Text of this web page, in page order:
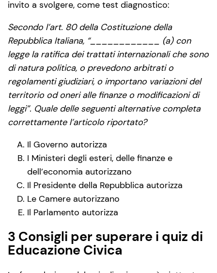
invito a svolgere, come test diagnostico:
Secondo l’art. 80 della Costituzione della
Repubblica Italiana, “____________ (a) con
legge la ratifica dei trattati internazionali che sono
di natura politica, o prevedono arbitrati o
regolamenti giudiziari, o importano variazioni del
territorio od oneri alle finanze o modificazioni di
leggi”. Quale delle seguenti alternative completa
correttamente l’articolo riportato?
Il Governo autorizza
I Ministeri degli esteri, delle finanze e
dell’economia autorizzano
Il Presidente della Repubblica autorizza
Le Camere autorizzano
Il Parlamento autorizza
3 Consigli per superare i quiz di
Educazione Civica